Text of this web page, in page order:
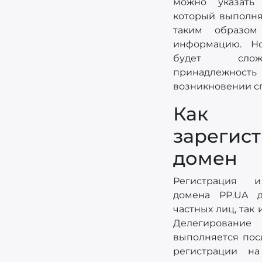
можно указать
который
таким
информацию.
будет
возникновении
Как
домен
Регистрация
домена PP.UA
частных лиц, так
выполняется
регистрации